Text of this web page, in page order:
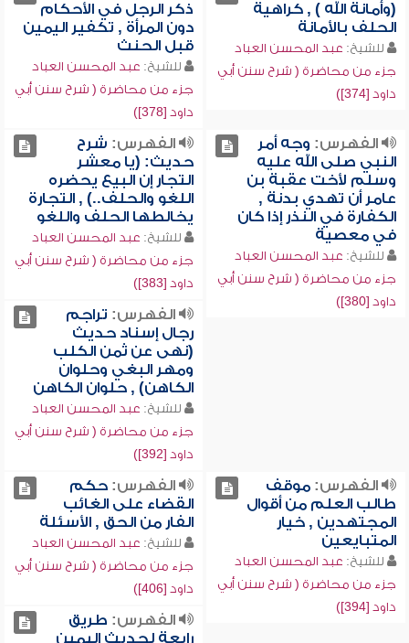
(وأمانة الله ) , كراهية
الحلف بالأمانة
للشيخ: عبد المحسن العباد
جزء من محاضرة ( شرح سنن أبي
داود [374])
ذكر الرجل في الأحكام
دون المرأة , تكفير اليمين
قبل الحنث
للشيخ: عبد المحسن العباد
جزء من محاضرة ( شرح سنن أبي
داود [378])
الفهرس: وجه أمر
النبي صلى الله عليه
وسلم لأخت عقبة بن
عامر أن تهدي بدنة ,
الكفارة في النذر إذا كان
في معصية
للشيخ: عبد المحسن العباد
جزء من محاضرة ( شرح سنن أبي
داود [380])
الفهرس: شرح
حديث: (يا معشر
التجار إن البيع يحضره
اللغو والحلف..) , التجارة
يخالطها الحلف واللغو
للشيخ: عبد المحسن العباد
جزء من محاضرة ( شرح سنن أبي
داود [383])
الفهرس: تراجم
رجال إسناد حديث
(نهى عن ثمن الكلب
ومهر البغي وحلوان
الكاهن) , حلوان الكاهن
للشيخ: عبد المحسن العباد
جزء من محاضرة ( شرح سنن أبي
داود [392])
الفهرس:موقف
طالب العلم من أقوال
المجتهدين , خيار
المتبايعين
للشيخ: عبد المحسن العباد
جزء من محاضرة ( شرح سنن أبي
داود [394])
الفهرس:حكم
القضاء على الغائب
الفار من الحق , الأسئلة
للشيخ: عبد المحسن العباد
جزء من محاضرة ( شرح سنن أبي
داود [406])
الفهرس: طريق
رابعة لحديث اليمين